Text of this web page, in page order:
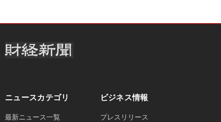
ニュースカテゴリ
最新ニュース一覧
ビジネス情報
プレスリリース